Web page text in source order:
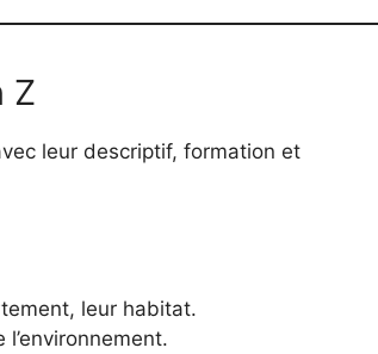
Z
leur descriptif, formation et
leur habitat.